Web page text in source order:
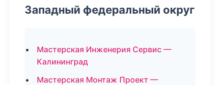
Западный федеральный округ
Мастерская Инженерия Сервис —
Калининград
Мастерская Монтаж Проект —